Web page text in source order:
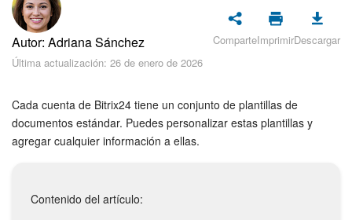
Seguridad
Planes y pagos
Feed
Collabs
Autor: Adriana Sánchez
Última actualización: 26 de enero de 2026
ComparteImprimirDescargar
Cada cuenta de Bitrix24 tiene un conjunto de plantillas de
documentos estándar. Puedes personalizar estas plantillas y
agregar cualquier información a ellas.
Contenido del artículo: